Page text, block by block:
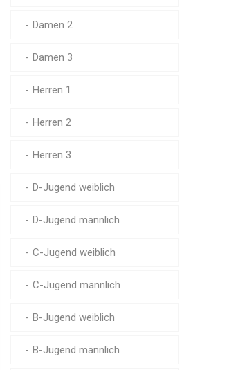
Damen 2
Damen 3
Herren 1
Herren 2
Herren 3
D-Jugend weiblich
D-Jugend männlich
C-Jugend weiblich
C-Jugend männlich
B-Jugend weiblich
B-Jugend männlich